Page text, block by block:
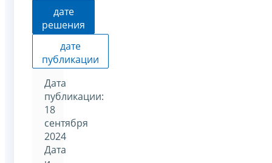
дате
решения
дате
публикации
Дата
публикации:
18
сентября
2024
Дата